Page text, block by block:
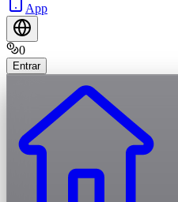
App
0
Entrar